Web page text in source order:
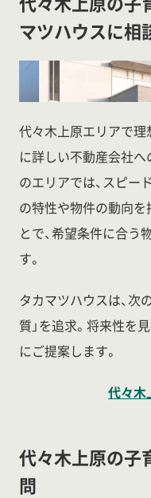
マツハウスに相
代々木上原エリアで理
に詳しい不動産会社
のエリアでは、スピー
の特性や物件の動向
とで、希望条件に合う
す。
タカマツハウスは、次
質」を追求。将来性を
にご提案します。
代々木
代々木上原の子
問